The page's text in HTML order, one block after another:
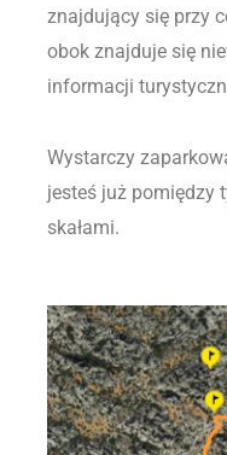
znajdujący się przy
obok znajduje się
informacji
Wystarczy
jesteś już pomiędzy
skałami.